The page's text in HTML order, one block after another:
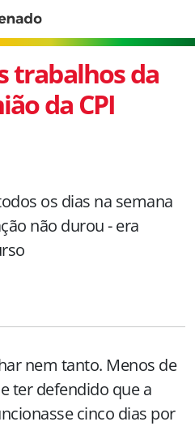
trabalhos da
da CPI
os dias na semana
não durou - era
nem tanto. Menos de
ter defendido que a
cinco dias por